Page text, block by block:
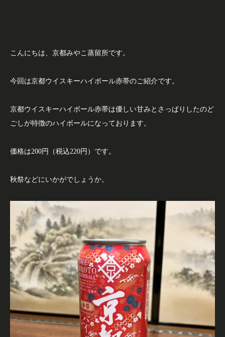
こんにちは、京都みやこ蒸留所です。
今回は京都ウイスキーハイボール赤帯のご紹介です。
京都ウイスキーハイボール赤帯は優しい甘みとさっぱりしたのど
ごしが特徴のハイボールになっております。
価格は200円（税込220円）です。
秋祭などにいかがでしょうか。